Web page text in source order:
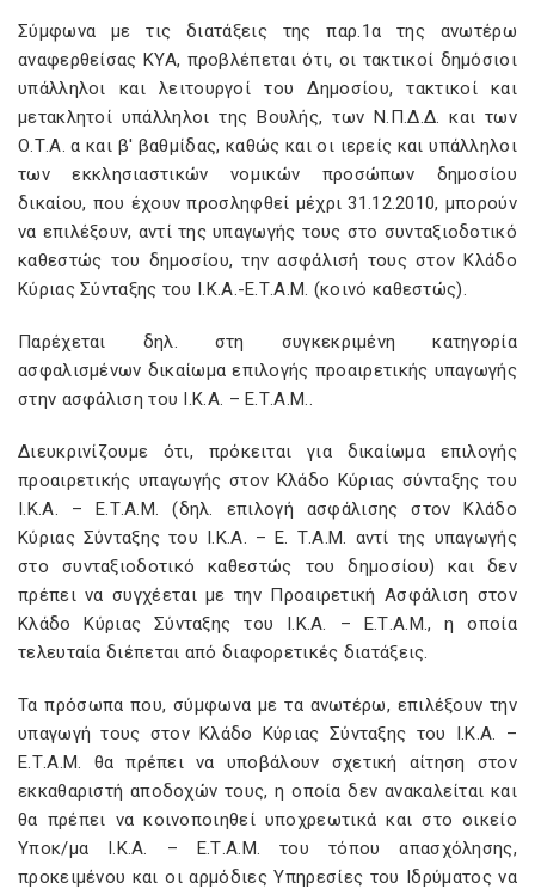
Σύμφωνα με τις διατάξεις της παρ.1α της ανωτέρω
αναφερθείσας ΚΥΑ, προβλέπεται ότι, οι τακτικοί δημόσιοι
υπάλληλοι και λειτουργοί του Δημοσίου, τακτικοί και
μετακλητοί υπάλληλοι της Βουλής, των Ν.Π.Δ.Δ. και των
Ο.Τ.Α. α και β' βαθμίδας, καθώς και οι ιερείς και υπάλληλοι
των εκκλησιαστικών νομικών προσώπων δημοσίου
δικαίου, που έχουν προσληφθεί μέχρι 31.12.2010, μπορούν
να επιλέξουν, αντί της υπαγωγής τους στο συνταξιοδοτικό
καθεστώς του δημοσίου, την ασφάλισή τους στον Κλάδο
Κύριας Σύνταξης του Ι.Κ.Α.-Ε.Τ.A.M. (κοινό καθεστώς).
Παρέχεται δηλ. στη συγκεκριμένη κατηγορία
ασφαλισμένων δικαίωμα επιλογής προαιρετικής υπαγωγής
στην ασφάλιση του Ι.Κ.Α. – Ε.Τ.A.M..
Διευκρινίζουμε ότι, πρόκειται για δικαίωμα επιλογής
προαιρετικής υπαγωγής στον Κλάδο Κύριας σύνταξης του
Ι.Κ.Α. – Ε.Τ.A.M. (δηλ. επιλογή ασφάλισης στον Κλάδο
Κύριας Σύνταξης του Ι.Κ.Α. – Ε. Τ.A.M. αντί της υπαγωγής
στο συνταξιοδοτικό καθεστώς του δημοσίου) και δεν
πρέπει να συγχέεται με την Προαιρετική Ασφάλιση στον
Κλάδο Κύριας Σύνταξης του Ι.Κ.Α. – Ε.Τ.A.M., η οποία
τελευταία διέπεται από διαφορετικές διατάξεις.
Τα πρόσωπα που, σύμφωνα με τα ανωτέρω, επιλέξουν την
υπαγωγή τους στον Κλάδο Κύριας Σύνταξης του Ι.Κ.Α. –
Ε.Τ.A.M. θα πρέπει να υποβάλουν σχετική αίτηση στον
εκκαθαριστή αποδοχών τους, η οποία δεν ανακαλείται και
θα πρέπει να κοινοποιηθεί υποχρεωτικά και στο οικείο
Υποκ/μα Ι.Κ.Α. – Ε.Τ.A.M. του τόπου απασχόλησης,
προκειμένου και οι αρμόδιες Υπηρεσίες του Ιδρύματος να